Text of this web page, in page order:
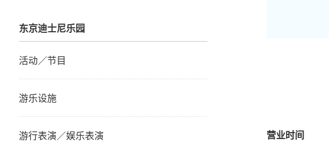
营业时间
东京迪士尼乐园
活动／节目
游乐设施
游行表演／娱乐表演